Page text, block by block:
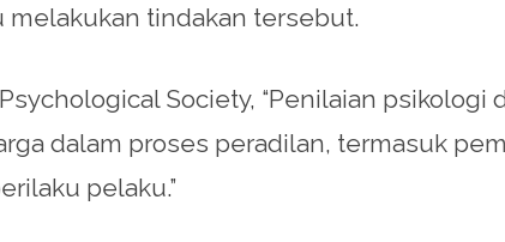
tindakan tersebut.
Society, “Penilaian
dalam proses peradilan, termasuk
pelaku.”